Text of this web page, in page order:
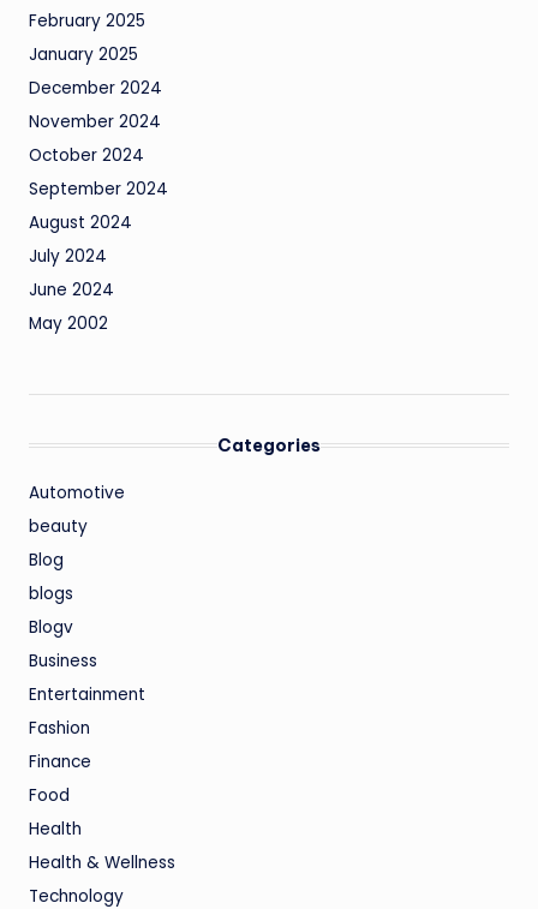
February 2025
January 2025
December 2024
November 2024
October 2024
September 2024
August 2024
July 2024
June 2024
May 2002
Categories
Automotive
beauty
Blog
blogs
Blogv
Business
Entertainment
Fashion
Finance
Food
Health
Health & Wellness
Technology